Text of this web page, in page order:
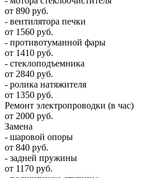
от 890 руб.
- вентилятора печки
от 1560 руб.
- противотуманной фары
от 1410 руб.
- стеклоподъемника
от 2840 руб.
- ролика натяжителя
от 1350 руб.
Ремонт электропроводки (в час)
от 2000 руб.
Замена
- шаровой опоры
от 840 руб.
- задней пружины
от 1170 руб.